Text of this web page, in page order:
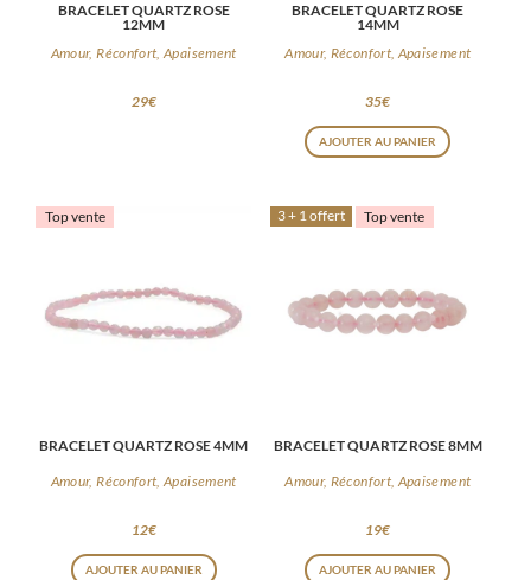
BRACELET QUARTZ ROSE
12MM
Amour, Réconfort, Apaisement
29€
BRACELET QUARTZ ROSE
14MM
Amour, Réconfort, Apaisement
35€
AJOUTER AU PANIER
Top vente
BRACELET QUARTZ ROSE 4MM
Amour, Réconfort, Apaisement
12€
AJOUTER AU PANIER
3 + 1 offert Top vente
BRACELET QUARTZ ROSE 8MM
Amour, Réconfort, Apaisement
19€
AJOUTER AU PANIER